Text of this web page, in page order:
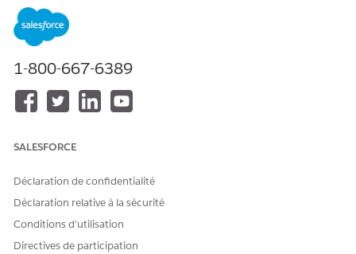
ÉDITIONS REQUISES
Disponible avec : Lightning Experience
Disponible avec : éditions
Unlimited
avec Agentforce IT Service.
Nouveaux problèmes
Quel est le nombre total de nouveaux problèmes créés,
Quel est le nombre total de nouveaux problèmes résolus,
classés par priorité ?
Comment la tendance des nouveaux problèmes se
1-800-667-6389
SALESFORCE
Déclaration de confidentialité
Déclaration relative à la sécurité
Conditions d’utilisation
Directives de participation